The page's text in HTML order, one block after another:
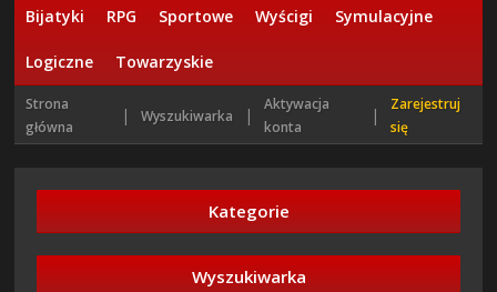
Bijatyki RPG Sportowe Wyścigi Symulacyjne
Logiczne Towarzyskie
Strona
główna
| Wyszukiwarka |
Aktywacja
konta
|
Zarejestruj
się
Kategorie
Wyszukiwarka